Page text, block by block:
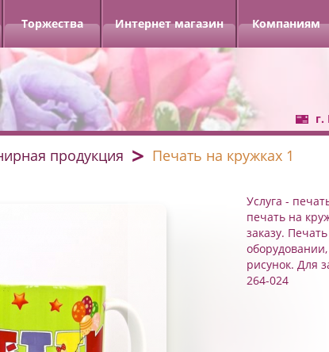
Торжества Интернет магазин Компаниям
продукция Печать на кружках 1
Услуга -
печать на
заказу.
рисунок. Для
264-024